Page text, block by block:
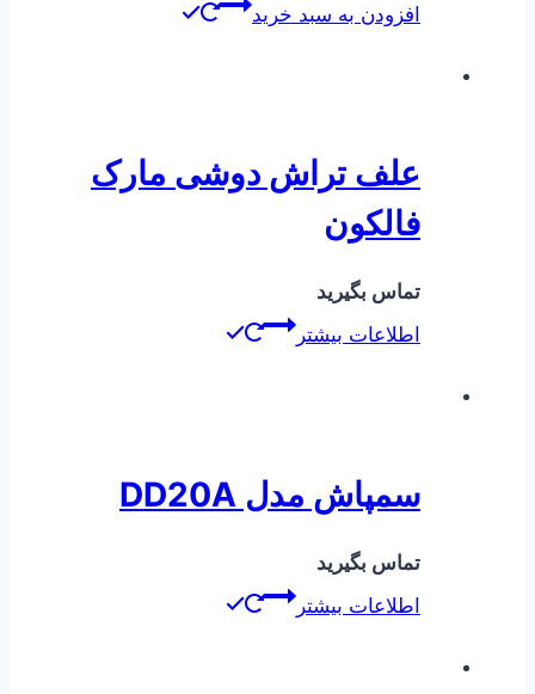
افزودن به سبد خرید
علف تراش دوشی مارک
فالکون
تماس بگیرید
اطلاعات بیشتر
سمپاش مدل DD20A
تماس بگیرید
اطلاعات بیشتر